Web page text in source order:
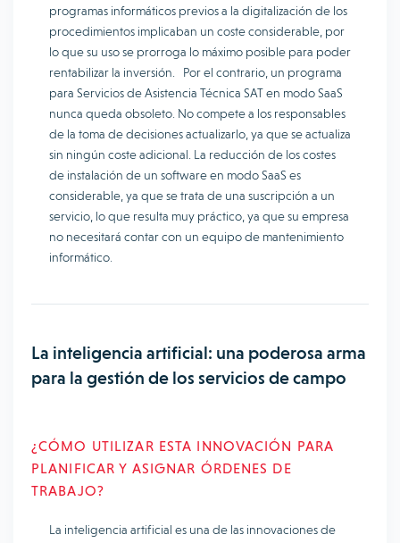
programas informáticos previos a la digitalización de los
procedimientos implicaban un coste considerable, por
lo que su uso se prorroga lo máximo posible para poder
rentabilizar la inversión. Por el contrario, un programa
para Servicios de Asistencia Técnica SAT en modo SaaS
nunca queda obsoleto. No compete a los responsables
de la toma de decisiones actualizarlo, ya que se actualiza
sin ningún coste adicional. La reducción de los costes
de instalación de un software en modo SaaS es
considerable, ya que se trata de una suscripción a un
servicio, lo que resulta muy práctico, ya que su empresa
no necesitará contar con un equipo de mantenimiento
informático.
La inteligencia artificial: una poderosa arma
para la gestión de los servicios de campo
¿CÓMO UTILIZAR ESTA INNOVACIÓN PARA
PLANIFICAR Y ASIGNAR ÓRDENES DE
TRABAJO?
La inteligencia artificial es una de las innovaciones de